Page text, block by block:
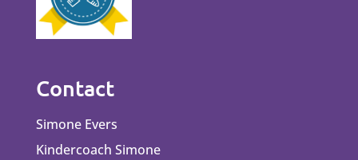
Contact
Simone Evers
Kindercoach Simone